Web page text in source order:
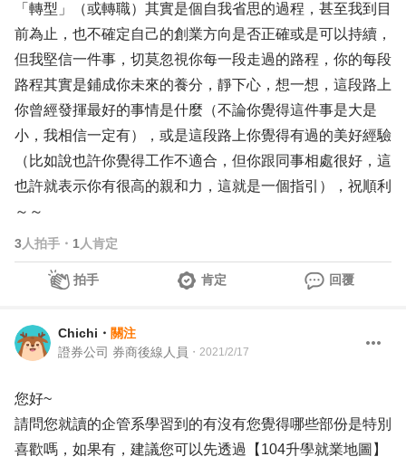
「轉型」（或轉職）其實是個自我省思的過程，甚至我到目
前為止，也不確定自己的創業方向是否正確或是可以持續，
但我堅信一件事，切莫忽視你每一段走過的路程，你的每段
路程其實是鋪成你未來的養分，靜下心，想一想，這段路上
你曾經發揮最好的事情是什麼（不論你覺得這件事是大是
小，我相信一定有），或是這段路上你覺得有過的美好經驗
（比如說也許你覺得工作不適合，但你跟同事相處很好，這
也許就表示你有很高的親和力，這就是一個指引），祝順利
～～
3人拍手 ・ 1 人肯定
拍手 肯定 回覆
Chichi ・ 關注
證券公司 券商後線人員 ・ 2021/2/17
您好~
請問您就讀的企管系學習到的有沒有您覺得哪些部份是特別
喜歡嗎，如果有，建議您可以先透過【104升學就業地圖】